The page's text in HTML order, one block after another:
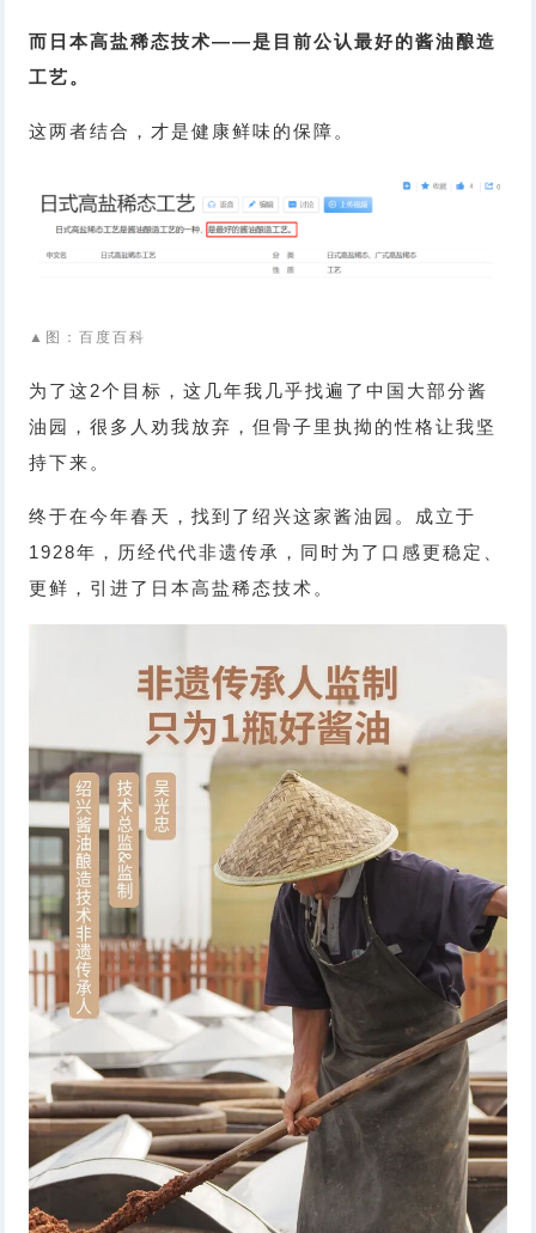
而日本高盐稀态技术——是目前公认最好的酱油酿造
工艺。
这两者结合，才是健康鲜味的保障。
▲图：百度百科
为了这2个目标，这几年我几乎找遍了中国大部分酱
油园，很多人劝我放弃，但骨子里执拗的性格让我坚
持下来。
终于在今年春天，找到了绍兴这家酱油园。成立于
1928年，历经代代非遗传承，同时为了口感更稳定、
更鲜，引进了日本高盐稀态技术。